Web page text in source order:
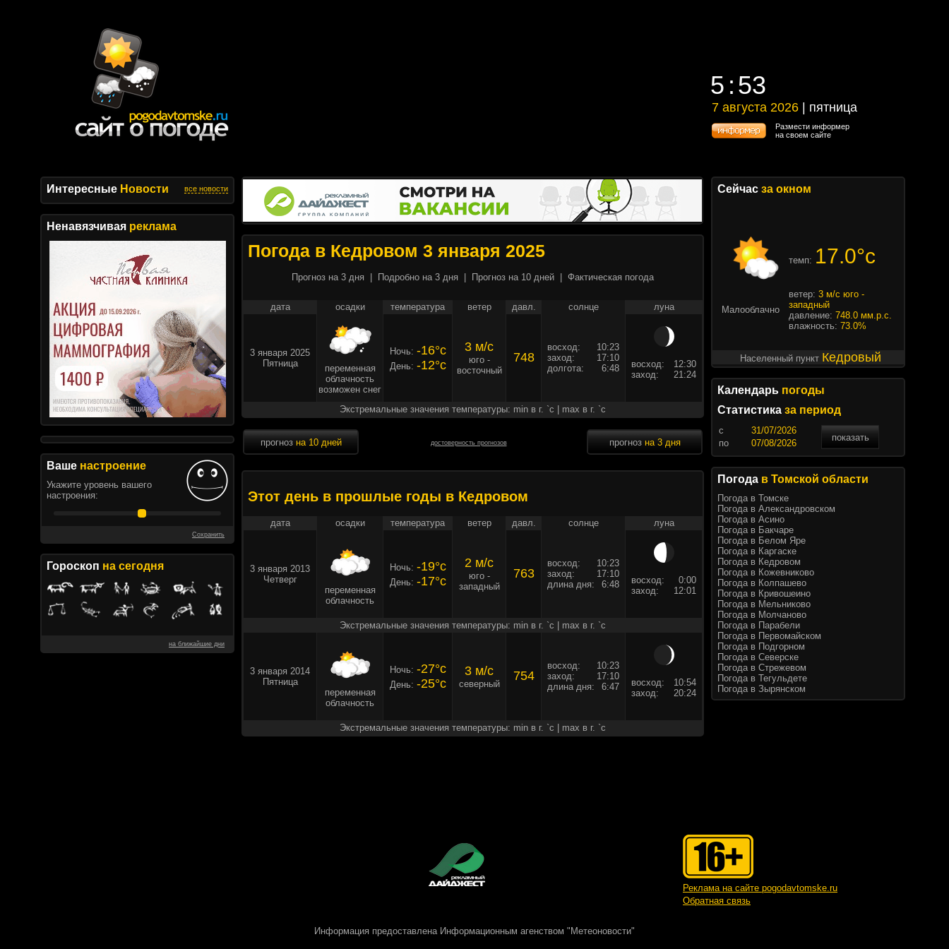
5 53
5 53
7 августа 2026 | пятница
7 августа 2026 | пятница
Размести информер
на своем сайте
Интересные Новости все новости
Ненавязчивая реклама
Ваше настроение
Укажите уровень вашего
настроения:
Сохранить
Гороскоп на сегодня
на ближайшие дни
Погода в Кедровом 3 января 2025
Прогноз на 3 дня Подробно на 3 дня Прогноз на 10 дней Фактическая погода
дата осадки температура ветер давл. солнце луна
3 января 2025
Пятница
переменная
облачность
возможен снег
Ночь: -16°c
День: -12°c
3 м/c
юго -
восточный
748
восход:
10:23
заход:
17:10
долгота:
6:48 восход:
12:30
заход:
21:24
Экстремальные значения температуры: min в г. `c | max в г. `c
прогноз на 10 дней достоверность прогнозов прогноз на 3 дня
Этот день в прошлые годы в Кедровом
дата осадки температура ветер давл. солнце луна
3 января 2013
Четверг
переменная
облачность
Ночь: -19°c
День: -17°c
2 м/c
юго -
западный
763
восход:
10:23
заход:
17:10
длина дня:
6:48 восход:
0:00
заход:
12:01
Экстремальные значения температуры: min в г. `c | max в г. `c
3 января 2014
Пятница
переменная
облачность
Ночь: -27°c
День: -25°c
3 м/c
северный
754
восход:
10:23
заход:
17:10
длина дня:
6:47 восход:
10:54
заход:
20:24
Экстремальные значения температуры: min в г. `c | max в г. `c
Сейчас за окном
темп: 17.0°c
Малооблачно
ветер: 3 м/с юго -
западный
давление: 748.0 мм.р.с.
влажность: 73.0%
Населенный пункт Кедровый
Календарь погоды
Статистика за период
c
показать
по
Погода в Томской области
Погода в Томске
Погода в Александровском
Погода в Асино
Погода в Бакчаре
Погода в Белом Яре
Погода в Каргаске
Погода в Кедровом
Погода в Кожевниково
Погода в Колпашево
Погода в Кривошеино
Погода в Мельниково
Погода в Молчаново
Погода в Парабели
Погода в Первомайском
Погода в Подгорном
Погода в Северске
Погода в Стрежевом
Погода в Тегульдете
Погода в Зырянском
Реклама на сайте pogodavtomske.ru
Обратная связь
Информация предоставлена Информационным агенством "Метеоновости"